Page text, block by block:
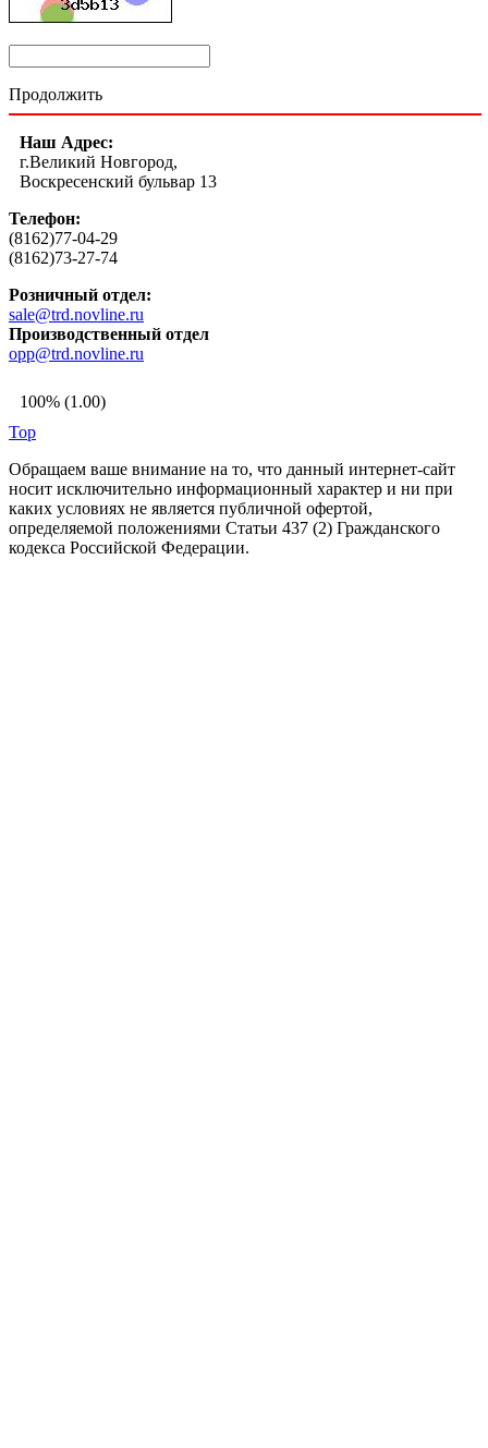
Продолжить
Наш Адрес:
г.Великий Новгород,
Воскресенский бульвар 13
Телефон:
(8162)77-04-29
(8162)73-27-74
Розничный отдел:
sale@trd.novline.ru
Производственный отдел
opp@trd.novline.ru
100% (1.00)
Top
Обращаем ваше внимание на то, что данный интернет-сайт
носит исключительно информационный характер и ни при
каких условиях не является публичной офертой,
определяемой положениями Статьи 437 (2) Гражданского
кодекса Российской Федерации.